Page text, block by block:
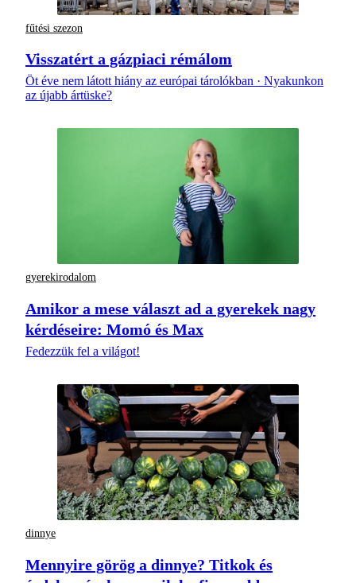
fűtési szezon
Visszatért a gázpiaci rémálom
Öt éve nem látott hiány az európai tárolókban · Nyakunkon
az újabb ártüske?
gyerekirodalom
Amikor a mese választ ad a gyerekek nagy
kérdéseire: Momó és Max
Fedezzük fel a világot!
dinnye
Mennyire görög a dinnye? Titkok és